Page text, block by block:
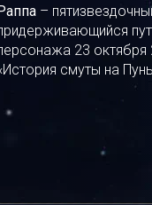
–
23 октября
смуты на